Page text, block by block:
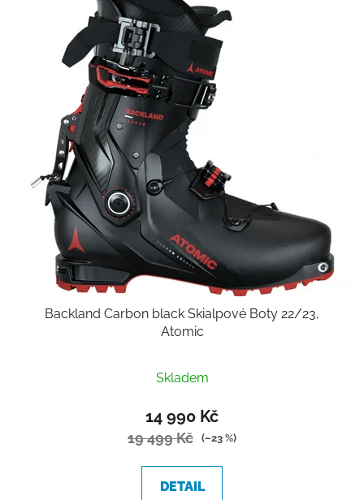
Backland Carbon black Skialpové Boty 22/23,
Atomic
Skladem
14 990 Kč
19 499 Kč (–23 %)
DETAIL